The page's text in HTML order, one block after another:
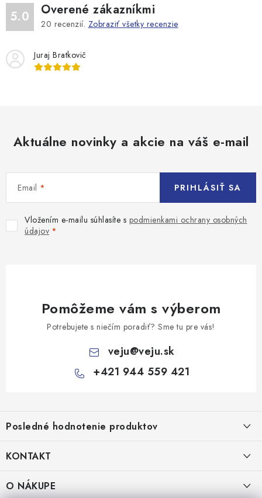
5.0 Overené zákazníkmi
20 recenzií. Zobraziť všetky recenzie
Juraj Bratkovič
Aktuálne novinky a akcie na váš e-mail
Email
Vložením e-mailu súhlasíte s podmienkami ochrany osobných
údajov
PRIHLÁSIŤ SA
Pomôžeme vám s výberom
Potrebujete s niečím poradiť? Sme tu pre vás!
veju@veju.sk
+421 944 559 421
p
ä
Posledné hodnotenie produktov
KONTAKT
VEJU s.r.o.
Janka Kráľa 1059/82
O NÁKUPE